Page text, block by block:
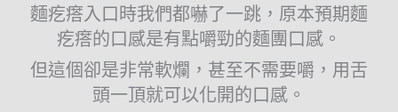
麵疙瘩入口時我們都嚇了一跳，原本預期麵
疙瘩的口感是有點嚼勁的麵團口感。
但這個卻是非常軟爛，甚至不需要嚼，用舌
頭一頂就可以化開的口感。